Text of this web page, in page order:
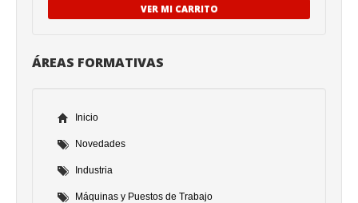
VER MI CARRITO
ÁREAS FORMATIVAS
Inicio
Novedades
Industria
Máquinas y Puestos de Trabajo